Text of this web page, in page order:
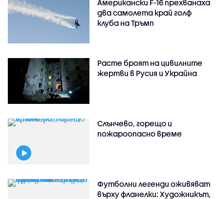
Американски F-16 прехванаха
два самолета край голф
клуба на Тръмп
Расте броят на цивилните
жертви в Русия и Украйна
Слънчево, горещо и
пожароопасно време
Футболни легенди оживяват
върху фланелки: Художникът,